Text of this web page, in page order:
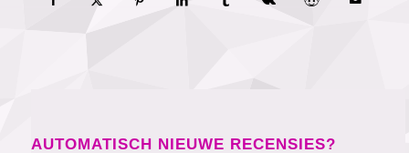
AUTOMATISCH NIEUWE RECENSIES?